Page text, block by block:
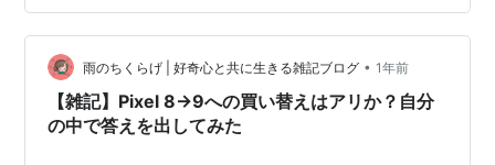
[Obsidian] * スマートフォン本体 Google Amazon ログ
インできないものがある 金融系アプリ等は手続きさえち
ゃんとしてれば問題ないのだが、、野良アプリというか
認証はいるんだけど…
雨のちくらげ | 好奇心と共に生きる雑記ブログ • 1年前
【雑記】Pixel 8→9への買い替えはアリか？自分
の中で答えを出してみた